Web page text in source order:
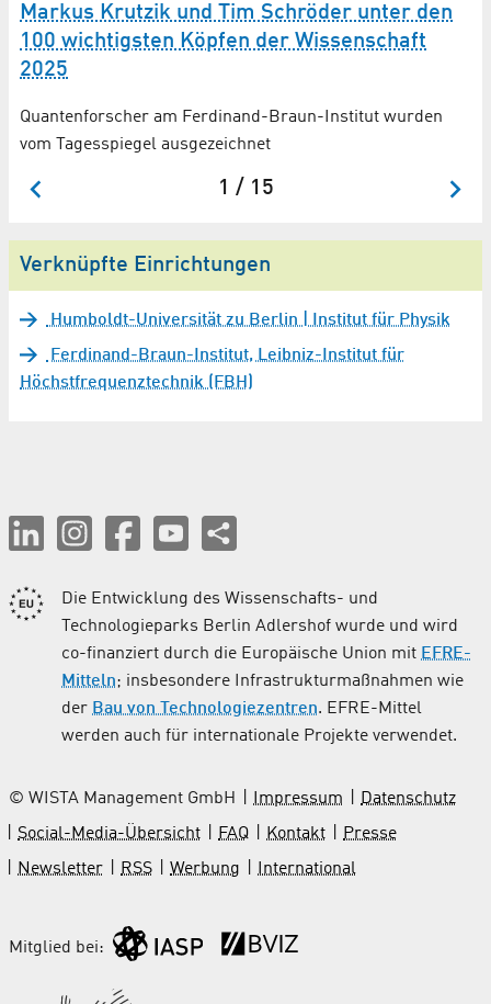
Markus Krutzik und Tim Schröder unter den
100 wichtigsten Köpfen der Wissenschaft
2025
Quantenforscher am Ferdinand-Braun-Institut wurden
vom Tagesspiegel ausgezeichnet
1 / 15
Verknüpfte Einrichtungen
Humboldt-Universität zu Berlin | Institut für Physik
Ferdinand-Braun-Institut, Leibniz-Institut für
Höchstfrequenztechnik (FBH)
Die Entwicklung des Wissenschafts- und
Technologieparks Berlin Adlershof wurde und wird
co-finanziert durch die Europäische Union mit EFRE-
Mitteln; insbesondere Infrastrukturmaßnahmen wie
der Bau von Technologiezentren. EFRE-Mittel
werden auch für internationale Projekte verwendet.
© WISTA Management GmbH Impressum
Datenschutz
Social-Media-Übersicht
FAQ Kontakt
Presse
Newsletter
RSS Werbung International
Mitglied bei: